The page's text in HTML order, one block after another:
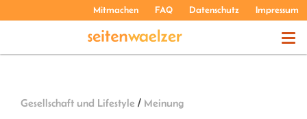
Mitmachen FAQ Datenschutz Impressum
Gesellschaft und Lifestyle / Meinung